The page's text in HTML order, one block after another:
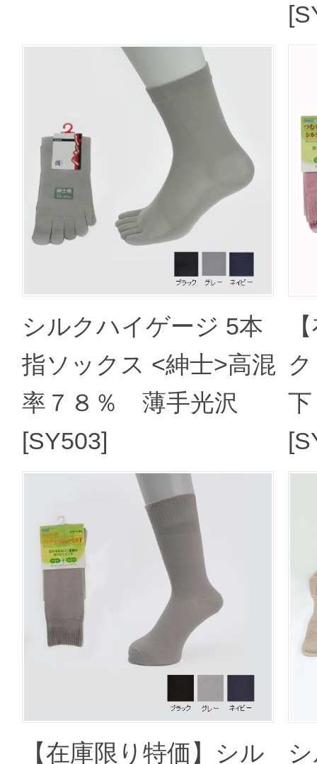
シルクハイゲージ 5本
指ソックス <紳士>高混
率７８％ 薄手光沢
[SY503]
【在庫限り特価】シル